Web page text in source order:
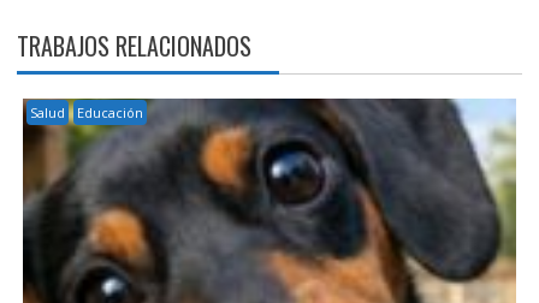
TRABAJOS RELACIONADOS
Salud Educación